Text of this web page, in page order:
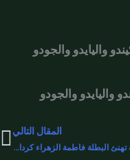
واليايدو والجودو
واليايدو والجودو
المقال التالي
الجامعة تهنئ البطلة فاطمة الزهراء كردادي بفوزها في بطولة العالم بودابست لألعاب القوى 2023